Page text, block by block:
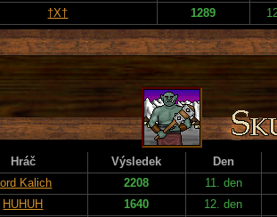
†X† 1289
Hráč Výsledek
Den
Kalich 2208
11. den
HUHUH 1640
12. den